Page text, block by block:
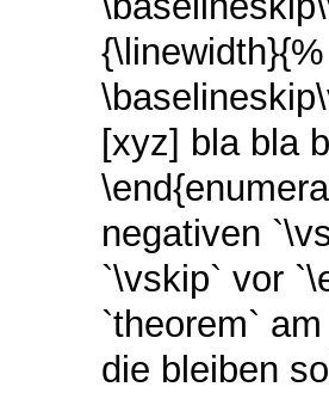
[xyz] bla bla
negativen
`\vskip` vor
`theorem`
die bleiben